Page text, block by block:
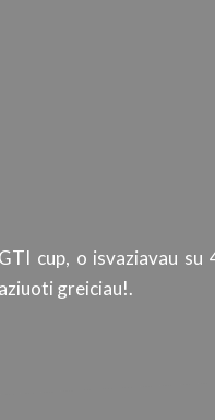
cup, o isvaziavau su
greiciau!.